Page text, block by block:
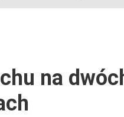
na